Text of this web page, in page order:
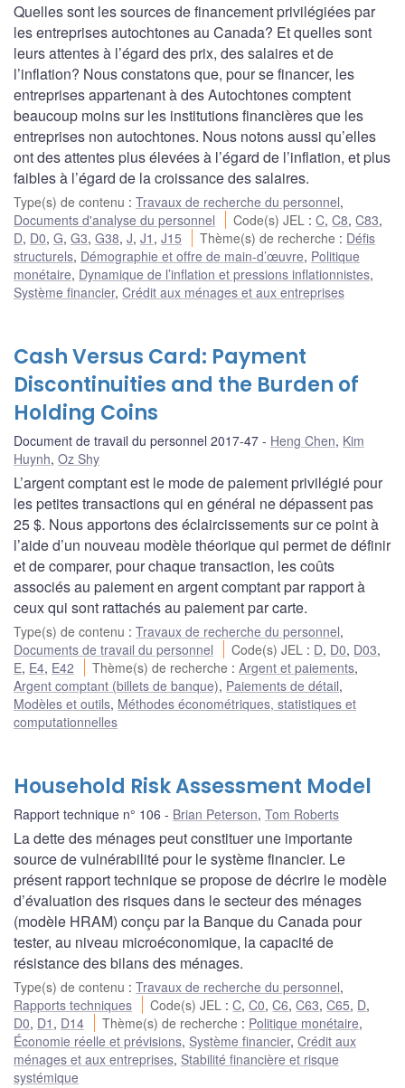
Quelles sont les sources de financement privilégiées par
les entreprises autochtones au Canada? Et quelles sont
leurs attentes à l’égard des prix, des salaires et de
l’inflation? Nous constatons que, pour se financer, les
entreprises appartenant à des Autochtones comptent
beaucoup moins sur les institutions financières que les
entreprises non autochtones. Nous notons aussi qu’elles
ont des attentes plus élevées à l’égard de l’inflation, et plus
faibles à l’égard de la croissance des salaires.
Type(s) de contenu : Travaux de recherche du personnel,
Documents d'analyse du personnel
Code(s) JEL :C,C8,C83,
D, D0, G, G3, G38, J, J1 , J15 Thème(s) de recherche : Défis
structurels, Démographie et offre de main-d’œuvre, Politique
monétaire, Dynamique de l’inflation et pressions inflationnistes,
Système financier, Crédit aux ménages et aux entreprises
Cash Versus Card: Payment
Discontinuities and the Burden of
Holding Coins
Document de travail du personnel 2017-47 Heng Chen, Kim
Huynh, Oz Shy
L’argent comptant est le mode de paiement privilégié pour
les petites transactions qui en général ne dépassent pas
25 $. Nous apportons des éclaircissements sur ce point à
l’aide d’un nouveau modèle théorique qui permet de définir
et de comparer, pour chaque transaction, les coûts
associés au paiement en argent comptant par rapport à
ceux qui sont rattachés au paiement par carte.
Type(s) de contenu : Travaux de recherche du personnel,
Documents de travail du personnel
Code(s) JEL : D, D0, D03,
E, E4, E42 Thème(s) de recherche :Argent et paiements,
Argent comptant (billets de banque), Paiements de détail,
Modèles et outils, Méthodes économétriques, statistiques et
computationnelles
Household Risk Assessment Model
Rapport technique n° 106 Brian Peterson, Tom Roberts
La dette des ménages peut constituer une importante
source de vulnérabilité pour le système financier. Le
présent rapport technique se propose de décrire le modèle
d’évaluation des risques dans le secteur des ménages
(modèle HRAM) conçu par la Banque du Canada pour
tester, au niveau microéconomique, la capacité de
résistance des bilans des ménages.
Type(s) de contenu : Travaux de recherche du personnel,
Rapports techniques
Code(s) JEL :C,C0,C6,C63,C65, D,
D0, D1 , D14 Thème(s) de recherche : Politique monétaire,
Économie réelle et prévisions, Système financier, Crédit aux
ménages et aux entreprises, Stabilité financière et risque
systémique